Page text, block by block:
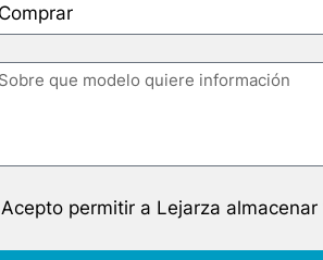
Acepto permitir a Lejarza